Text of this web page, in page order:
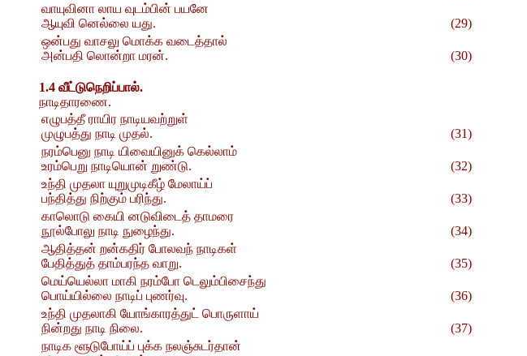
வாயுவினா லாய வுடம்பின் பயனே
ஆயுவி னெல்லை யது.
(29)
ஒன்பது வாசலு மொக்க வடைத்தால்
அன்பதி லொன்றா மரன்.
(30)
1.4 வீட்டுநெறிப்பால்.
நாடிதாரணை.
எழுபத்தீ ராயிர நாடியவற்றுள்
முழுபத்து நாடி முதல்.
(31)
நரம்பெனு நாடி யிவையினுக் கெல்லாம்
உரம்பெறு நாடியொன் றுண்டு.
(32)
உந்தி முதலா யுறுமுடிகீழ் மேலாய்ப்
பந்தித்து நிற்கும் பரிந்து.
(33)
காலொடு கையி னடுவிடைத் தாமரை
நூல்போலு நாடி நுழைந்து.
(34)
ஆதித்தன் றன்கதிர் போலவந் நாடிகள்
பேதித்துத் தாம்பரந்த வாறு.
(35)
மெய்யெல்லா மாகி நரம்போ டெலும்பிசைந்து
பொய்யில்லை நாடிப் புணர்வு.
(36)
உந்தி முதலாகி யோங்காரத்துட் பொருளாய்
நின்றது நாடி நிலை.
(37)
நாடிக ளூடுபோய்ப் புக்க நலஞ்சுடர்தான்